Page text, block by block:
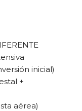
inicial)
+
aérea)